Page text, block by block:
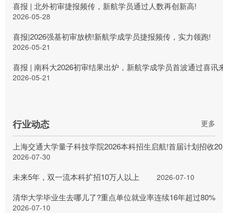
喜报 | 北外初审捷报频传，新航学员通过人数再创新高!
2026-05-28
喜报|2026强基初审放榜!新航学成学员捷报频传，实力领跑!
2026-05-21
喜报 | 南科大2026初审结果出炉，新航学成学员首波通过喜讯来
2026-05-21
行业动态 更多
上海交通大学量子科技学院2026本科招生启航!首届计划招收20
2026-07-30
未来5年，双一流本科扩招10万人以上 2026-07-10
清华大学毕业生去哪儿了?重点单位就业率连续16年超过80%
2026-07-10